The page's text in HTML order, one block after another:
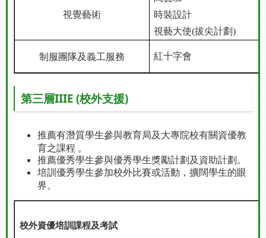
視覺藝術
時裝設計
視藝大使(拔尖計劃)
制服團隊及義工服務 紅十字會
第三層IIIE (校外支援)
推薦有潛質學生參與教育局及大專院校有關資優教
育之課程 。
推薦優秀學生參與優秀學生獎勵計劃及資助計劃。
培訓優秀學生參加校外比賽或活動，擴闊學生的眼
界。
校外資優培訓課程及考試